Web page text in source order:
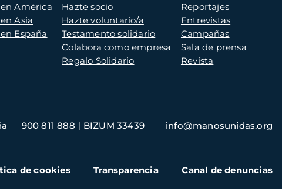
América
Asia
España
Hazte socio
Hazte voluntario/a
Testamento solidario
Colabora como empresa
Regalo Solidario
Reportajes
Entrevistas
Campañas
Sala de prensa
Revista
900 811 888 BIZUM 33439 info@manosunidas.org
de cookies Transparencia Canal de denuncias